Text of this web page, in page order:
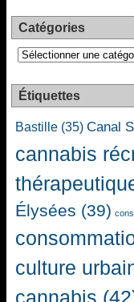
Catégories
Catégories
Étiquettes
Bastille (35) Canal
cannabis
Élysées (39)
culture
cannabis